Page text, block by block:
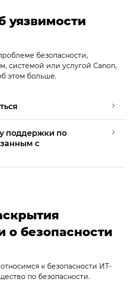
уязвимости
безопасности,
системой или услугой Canon,
этом больше.
поддержки по
с
о безопасности
к безопасности ИТ-
по безопасности.